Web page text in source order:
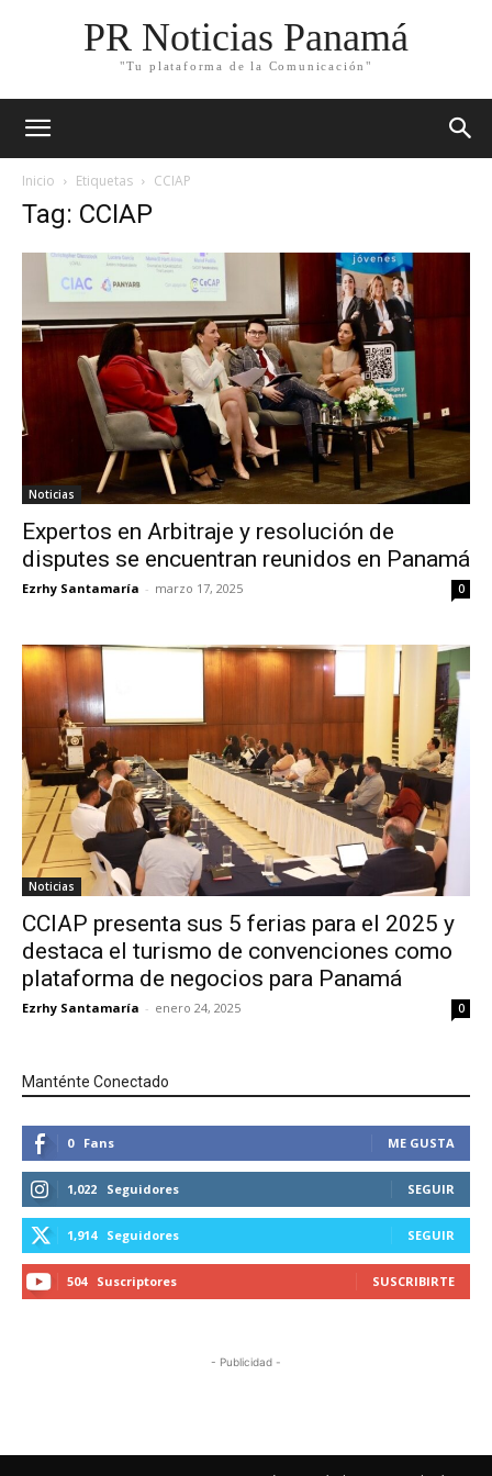
PR Noticias Panamá
"Tu plataforma de la Comunicación"
Inicio Etiquetas CCIAP
Tag: CCIAP
Noticias
Expertos en Arbitraje y resolución de
disputes se encuentran reunidos en Panamá
Ezrhy Santamaría - marzo 17, 2025 0
Noticias
CCIAP presenta sus 5 ferias para el 2025 y
destaca el turismo de convenciones como
plataforma de negocios para Panamá
Ezrhy Santamaría - enero 24, 2025 0
Manténte Conectado
0 Fans ME GUSTA
1,022 Seguidores SEGUIR
1,914 Seguidores SEGUIR
504 Suscriptores SUSCRIBIRTE
- Publicidad -